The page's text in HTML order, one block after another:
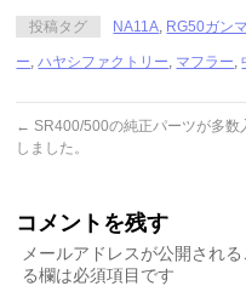
投稿タグ NA11A RG50ガンマ
ー ,ハヤシファクトリー マフラー ,
← SR400/500の純正パーツが多数
しました。
コメントを残す
メールアドレスが公開される
る欄は必須項目です